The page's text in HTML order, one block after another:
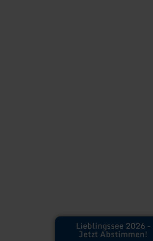
Lieblingssee 2026 -
Jetzt Abstimmen!